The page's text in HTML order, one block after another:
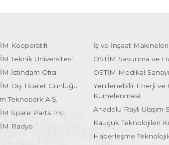
Kooperatifi
Teknik Üniversitesi
İstihdam Ofisi
Dış Ticaret Günlüğü
Teknopark A.Ş.
Spare Parts Inc.
Radyo
İş ve İnşaat
OSTİM Savunma ve
OSTİM Medikal
Yenilenebilir Enerji ve
Kümelenmesi
Anadolu Raylı
Kauçuk Teknolojileri
Haberleşme